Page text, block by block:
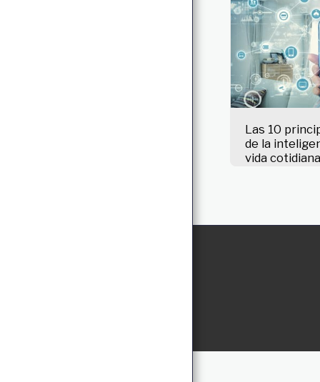
Las 10
de la
vida cotidiana